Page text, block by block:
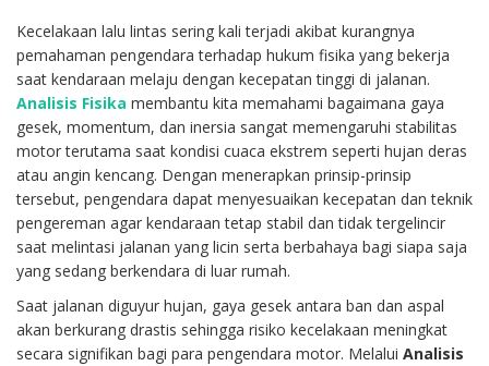
Kecelakaan lalu lintas sering kali terjadi akibat kurangnya
pemahaman pengendara terhadap hukum fisika yang bekerja
saat kendaraan melaju dengan kecepatan tinggi di jalanan.
Analisis Fisika membantu kita memahami bagaimana gaya
gesek, momentum, dan inersia sangat memengaruhi stabilitas
motor terutama saat kondisi cuaca ekstrem seperti hujan deras
atau angin kencang. Dengan menerapkan prinsip-prinsip
tersebut, pengendara dapat menyesuaikan kecepatan dan teknik
pengereman agar kendaraan tetap stabil dan tidak tergelincir
saat melintasi jalanan yang licin serta berbahaya bagi siapa saja
yang sedang berkendara di luar rumah.
Saat jalanan diguyur hujan, gaya gesek antara ban dan aspal
akan berkurang drastis sehingga risiko kecelakaan meningkat
secara signifikan bagi para pengendara motor. Melalui Analisis